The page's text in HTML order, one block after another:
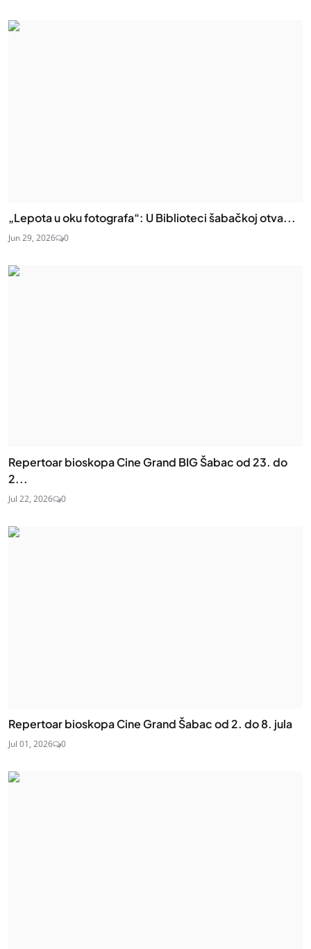
„Lepota u oku fotografa“: U Biblioteci šabačkoj otva...
Jun 29, 2026 0
Repertoar bioskopa Cine Grand BIG Šabac od 23. do
2...
Jul 22, 2026 0
Repertoar bioskopa Cine Grand Šabac od 2. do 8. jula
Jul 01, 2026 0